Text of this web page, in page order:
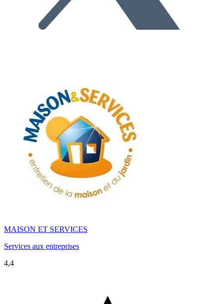
MAISON ET SERVICES
Services aux entreprises
4,4